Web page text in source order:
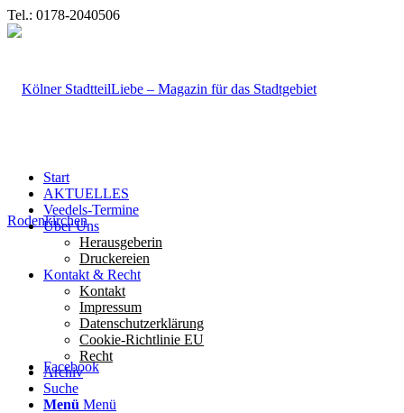
Tel.: 0178-2040506
Facebook
Start
AKTUELLES
Veedels-Termine
Über Uns
Herausgeberin
Druckereien
Kontakt & Recht
Kontakt
Impressum
Datenschutzerklärung
Cookie-Richtlinie EU
Recht
Archiv
Suche
Menü Menü